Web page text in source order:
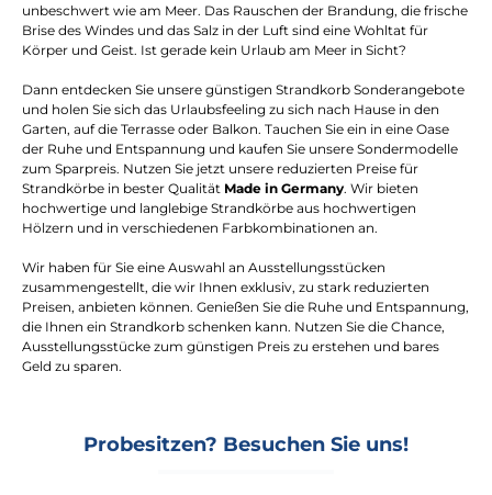
unbeschwert wie am Meer. Das Rauschen der Brandung, die frische
Brise des Windes und das Salz in der Luft sind eine Wohltat für
Körper und Geist. Ist gerade kein Urlaub am Meer in Sicht?
Dann entdecken Sie unsere günstigen Strandkorb Sonderangebote
und holen Sie sich das Urlaubsfeeling zu sich nach Hause in den
Garten, auf die Terrasse oder Balkon. Tauchen Sie ein in eine Oase
der Ruhe und Entspannung und kaufen Sie unsere Sondermodelle
zum Sparpreis. Nutzen Sie jetzt unsere reduzierten Preise für
Strandkörbe in bester Qualität Made in Germany. Wir bieten
hochwertige und langlebige Strandkörbe aus hochwertigen
Hölzern und in verschiedenen Farbkombinationen an.
Wir haben für Sie eine Auswahl an Ausstellungsstücken
zusammengestellt, die wir Ihnen exklusiv, zu stark reduzierten
Preisen, anbieten können. Genießen Sie die Ruhe und Entspannung,
die Ihnen ein Strandkorb schenken kann. Nutzen Sie die Chance,
Ausstellungsstücke zum günstigen Preis zu erstehen und bares
Geld zu sparen.
Probesitzen? Besuchen Sie uns!